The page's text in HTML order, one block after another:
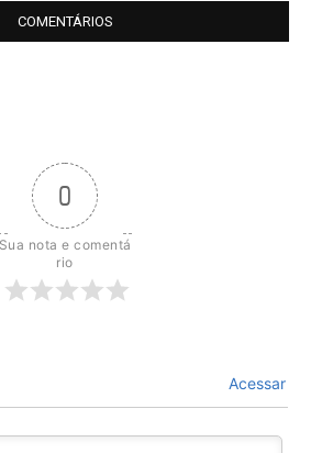
COMENTÁRIOS
0
Sua nota e comentá
rio
Acessar